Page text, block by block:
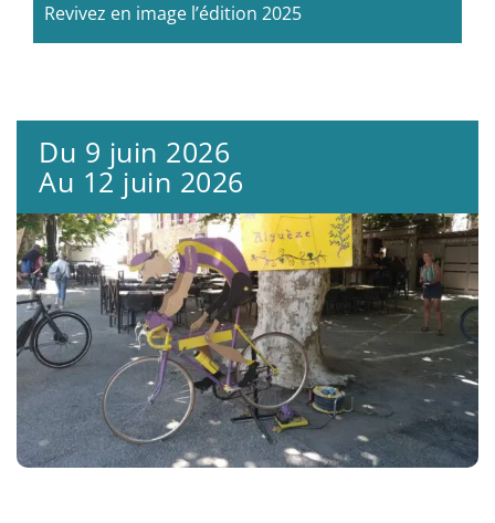
Revivez en image l’édition 2025
Du 9 juin 2026
Au 12 juin 2026